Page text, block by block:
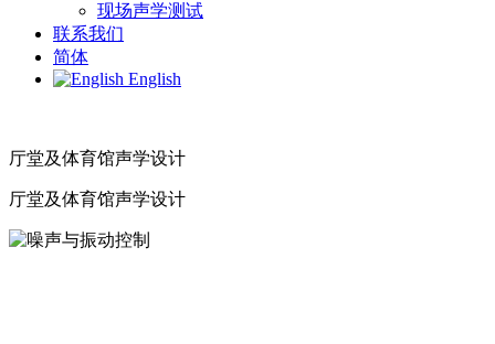
现场声学测试
联系我们
简体
English
厅堂及体育馆声学设计
厅堂及体育馆声学设计